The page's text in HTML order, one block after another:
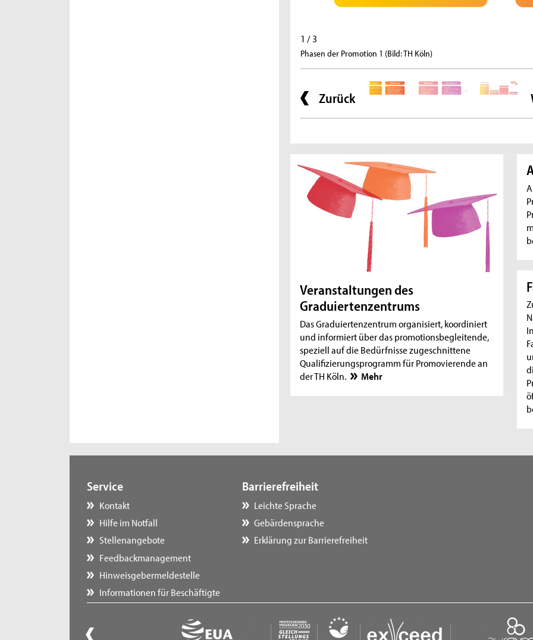
1 / 3
Phasen der Promotion 1 (Bild: TH Köln)
Zurück
Veranstaltungen des
Graduiertenzentrums
Das Graduiertenzentrum organisiert, koordiniert
und informiert über das promotionsbegleitende,
speziell auf die Bedürfnisse zugeschnittene
Qualifizierungsprogramm für Promovierende an
der TH Köln.
Mehr
Service
Kontakt
Hilfe im Notfall
Stellenangebote
Feedbackmanagement
Hinweisgebermeldestelle
Informationen für Beschäftigte
Barrierefreiheit
Leichte Sprache
Gebärdensprache
Erklärung zur Barrierefreiheit